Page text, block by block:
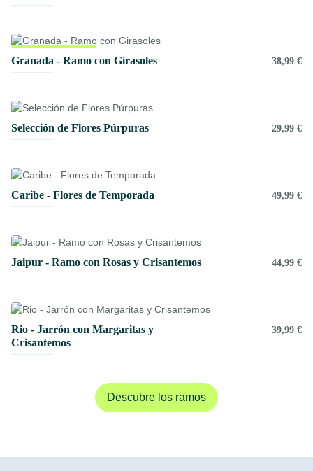
26 de Agosto
Granada - Ramo con Girasoles 38,99 €
Selección de Flores Púrpuras 29,99 €
Caribe - Flores de Temporada 49,99 €
Jaipur - Ramo con Rosas y Crisantemos 44,99 €
Rio - Jarrón con Margaritas y
Crisantemos
39,99 €
Descubre los ramos